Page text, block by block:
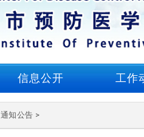
信息公开 工作
通知公告 >